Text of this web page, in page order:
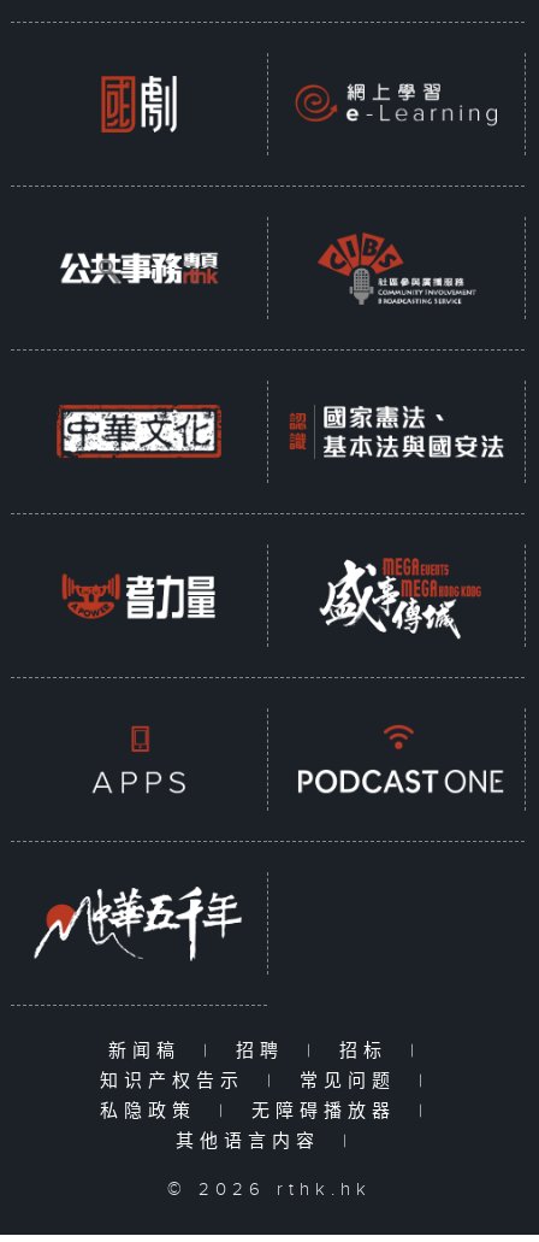
新闻稿 | 招聘 | 招标
|
知识产权告示
| 常见问题
|
私隐政策
| 无障碍播放器
|
其他语言内容
|
© 2026 rthk.hk